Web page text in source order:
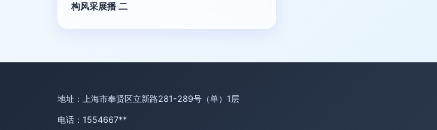
构风采展播 二
地址：上海市奉贤区立新路281-289号（单）1层
电话：1554667**